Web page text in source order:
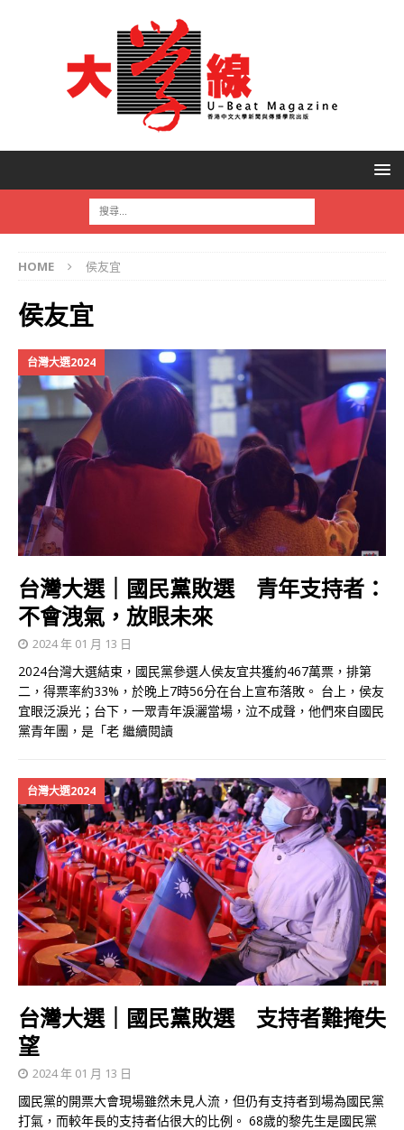
HOME 侯友宜
侯友宜
台灣大選2024
台灣大選｜國民黨敗選 青年支持者：
不會洩氣，放眼未來
2024 年 01 月 13 日
2024台灣大選結束，國民黨參選人侯友宜共獲約467萬票，排第
二，得票率約33%，於晚上7時56分在台上宣布落敗。 台上，侯友
宜眼泛淚光；台下，一眾青年淚灑當場，泣不成聲，他們來自國民
黨青年團，是「老 繼續閱讀
台灣大選2024
台灣大選｜國民黨敗選 支持者難掩失
望
2024 年 01 月 13 日
國民黨的開票大會現場雖然未見人流，但仍有支持者到場為國民黨
打氣，而較年長的支持者佔很大的比例。 68歲的黎先生是國民黨